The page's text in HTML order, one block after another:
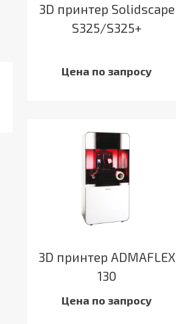
3D принтер Solidscape
S325/S325+
Цена по запросу
3D принтер ADMAFLEX
130
Цена по запросу